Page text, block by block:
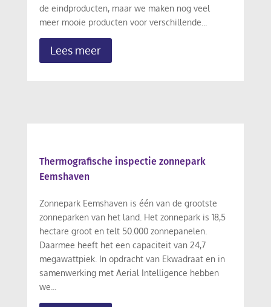
de eindproducten, maar we maken nog veel
meer mooie producten voor verschillende...
Lees meer
Thermografische inspectie zonnepark
Eemshaven
Zonnepark Eemshaven is één van de grootste
zonneparken van het land. Het zonnepark is 18,5
hectare groot en telt 50.000 zonnepanelen.
Daarmee heeft het een capaciteit van 24,7
megawattpiek. In opdracht van Ekwadraat en in
samenwerking met Aerial Intelligence hebben
we...